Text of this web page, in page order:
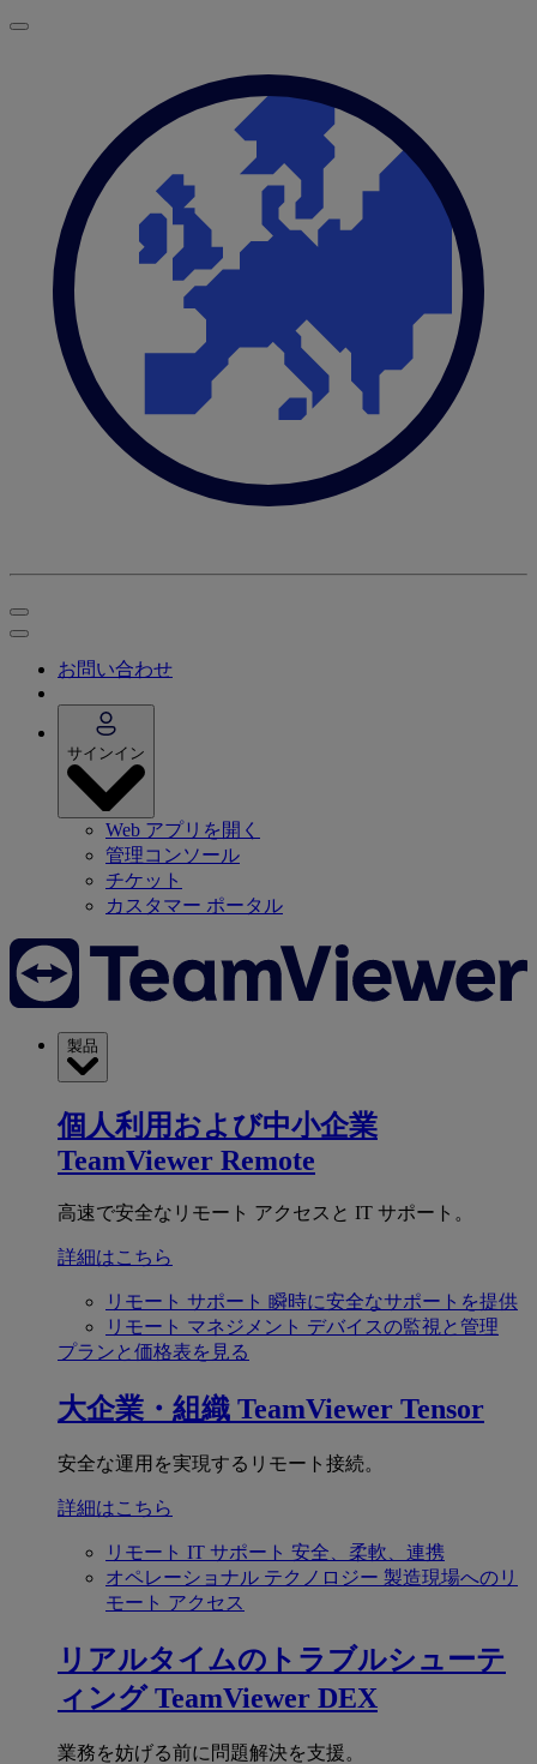
お問い合わせ
サインイン
Web アプリを開く
管理コンソール
チケット
カスタマー ポータル
製品
個人利用および中小企業
TeamViewer Remote
高速で安全なリモート アクセスと IT サポート。
詳細はこちら
リモート サポート 瞬時に安全なサポートを提供
リモート マネジメント デバイスの監視と管理
プランと価格表を見る
大企業・組織 TeamViewer Tensor
安全な運用を実現するリモート接続。
詳細はこちら
リモート IT サポート 安全、柔軟、連携
オペレーショナル テクノロジー 製造現場へのリ
モート アクセス
リアルタイムのトラブルシューテ
ィング TeamViewer DEX
業務を妨げる前に問題解決を支援。